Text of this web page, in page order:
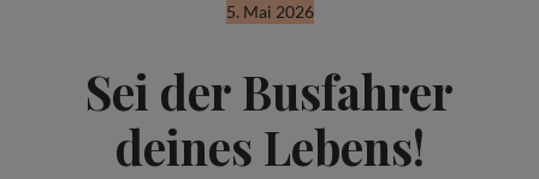
5. Mai 2026
Sei der Busfahrer
deines Lebens!